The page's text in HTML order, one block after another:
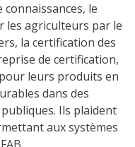
connaissances, le
les agriculteurs par le
la certification des
de certification,
leurs produits en
dans des
Ils plaident
aux systèmes